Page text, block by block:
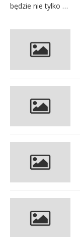
będzie nie tylko …